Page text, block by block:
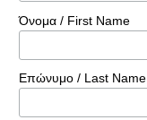
Όνομα / First Name
Επώνυμο / Last Name